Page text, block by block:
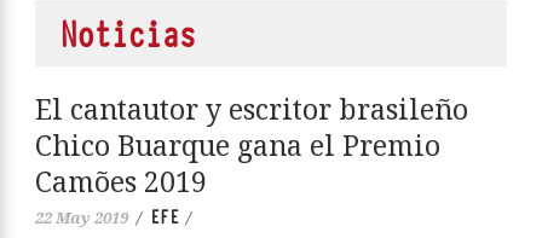
Noticias
El cantautor y escritor brasileño
Chico Buarque gana el Premio
Camões 2019
22 May 2019 / EFE /